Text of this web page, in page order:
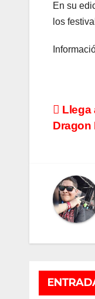
En su
los
de
Llega
Dragon